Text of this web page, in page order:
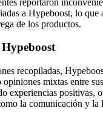
a Hypeboost, lo que
de los productos.
recopiladas,
opiniones mixtas entre
experiencias positivas,
la comunicación y la